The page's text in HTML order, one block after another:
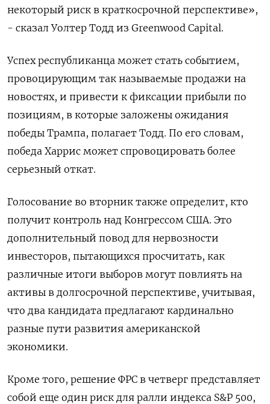
некоторый риск в краткосрочной перспективе»,
- сказал Уолтер Тодд из Greenwood Capital.
Успех республиканца может стать событием,
провоцирующим так называемые продажи на
новостях, и привести к фиксации прибыли по
позициям, в которые заложены ожидания
победы Трампа, полагает Тодд. По его словам,
победа Харрис может спровоцировать более
серьезный откат.
Голосование во вторник также определит, кто
получит контроль над Конгрессом США. Это
дополнительный повод для нервозности
инвесторов, пытающихся просчитать, как
различные итоги выборов могут повлиять на
активы в долгосрочной перспективе, учитывая,
что два кандидата предлагают кардинально
разные пути развития американской
экономики.
Кроме того, решение ФРС в четверг представляет
собой еще один риск для ралли индекса S&P 500,